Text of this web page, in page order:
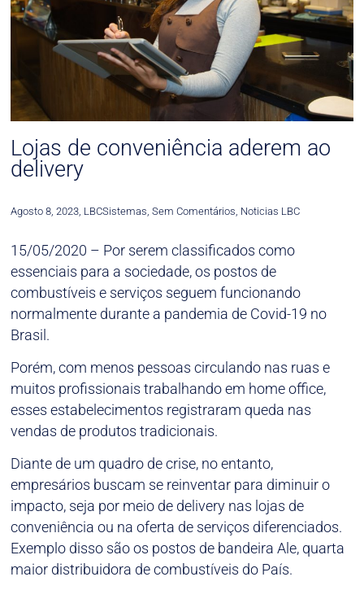
Lojas de conveniência aderem ao
delivery
Agosto 8, 2023, LBCSistemas, Sem Comentários, Noticias LBC
15/05/2020 – Por serem classificados como
essenciais para a sociedade, os postos de
combustíveis e serviços seguem funcionando
normalmente durante a pandemia de Covid-19 no
Brasil.
Porém, com menos pessoas circulando nas ruas e
muitos profissionais trabalhando em home office,
esses estabelecimentos registraram queda nas
vendas de produtos tradicionais.
Diante de um quadro de crise, no entanto,
empresários buscam se reinventar para diminuir o
impacto, seja por meio de delivery nas lojas de
conveniência ou na oferta de serviços diferenciados.
Exemplo disso são os postos de bandeira Ale, quarta
maior distribuidora de combustíveis do País.